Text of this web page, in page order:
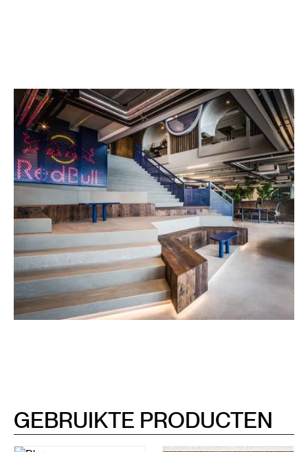
GEBRUIKTE PRODUCTEN